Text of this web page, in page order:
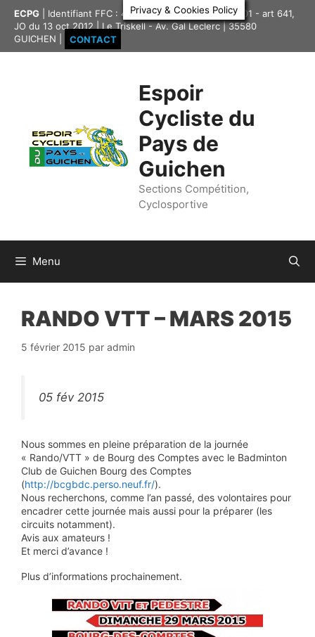
contenu
ECPG | Identifiant FFC : 4335417 | Association loi 1901 - art 641,
JO du 13 oct 2012 | Le Triskell - Av. Gal Leclerc | 35580
GUICHEN |
CONTACT
Espoir
Cycliste du
Pays de
Guichen
Sections Compétition,
Cyclosportive
Menu
RANDO VTT – MARS 2015
5 février 2015 par admin
05 fév 2015
Nous sommes en pleine préparation de la journée
« Rando/VTT » de Bourg des Comptes avec le Badminton
Club de Guichen Bourg des Comptes
(http://bcgbdc.perso.neuf.fr/).
Nous recherchons, comme l’an passé, des volontaires pour
encadrer cette journée mais aussi pour la préparer (les
circuits notamment).
Avis aux amateurs !
Et merci d’avance !
Plus d’informations prochainement.
Privacy & Cookies Policy